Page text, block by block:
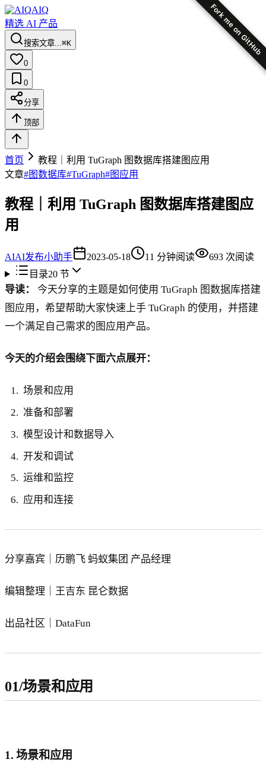
Fork me on GitHub
AIQ
精选 AI 产品
搜索文章...⌘K
0
0
分享
顶部
首页
教程｜利用 TuGraph 图数据库搭建图应用
文章#图数据库#TuGraph#图应用
教程｜利用 TuGraph 图数据库搭建图应
用
AIAI发布小助手 2023-05-18 11 分钟阅读 693 次阅读
目录20节
导读：
今天分享的主题是如何使用 TuGraph 图数据库搭建
图应用，希望帮助大家快速上手 TuGraph 的使用，并搭建
一个满足自己需求的图应用产品。
今天的介绍会围绕下面六点展开：
场景和应用
准备和部署
模型设计和数据导入
开发和调试
运维和监控
应用和连接
分享嘉宾｜历鹏飞 蚂蚁集团 产品经理
编辑整理｜王吉东 昆仑数据
出品社区｜DataFun
01/场景和应用
1. 场景和应用